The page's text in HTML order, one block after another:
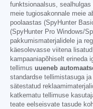
funktsionaalsus, sealhulgas
meie tugiosakonnale meie
poolaastas (SpyHunter
(SpyHunter Pro Windows/
pakkumismaterjalidele ja
käesolevasse viitena
kampaaniapõhiselt erineda
tellimus uueneb
standardse tellimistasuga
sätestatud
katkematu tellimuse
teate eelseisvate tasude